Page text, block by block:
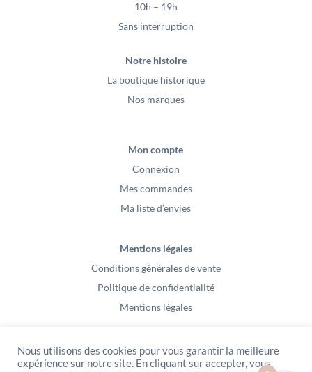
10h – 19h
Sans interruption
Notre histoire
La boutique historique
Nos marques
Mon compte
Connexion
Mes commandes
Ma liste d’envies
Mentions légales
Conditions générales de vente
Politique de confidentialité
Mentions légales
Nous utilisons des cookies pour vous garantir la meilleure
expérience sur notre site. En cliquant sur accepter, vous